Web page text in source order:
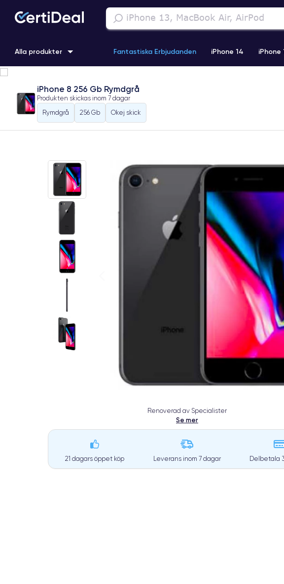
Alla produkter Fantastiska Erbjudanden iPhone 14 iPhone
iPhone 11 Pro iPhone 15 Pro
iPhone 8 256 Gb Rymdgrå
Produkten skickas inom 7 dagar
Rymdgrå
256 Gb Okej skick
Renoverad av Specialister
Se mer
21 dagars öppet köp Leverans inom 7 dagar Delbetala